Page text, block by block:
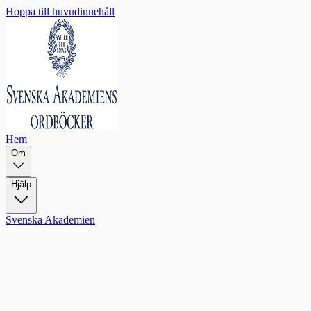
Hoppa till huvudinnehåll
Hem
Om
Hjälp
Svenska Akademien